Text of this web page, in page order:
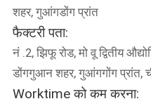
कारखाना
भ्रमण
शहर, गुआंगडोंग प्रांत
फैक्टरी पता:
नं .2, झिफू रोड, मो वू द्वितीय
डोंगगुआन शहर, गुआंगगोंग प्रांत,
Worktime को कम करना: